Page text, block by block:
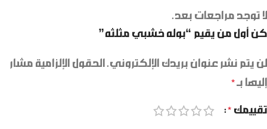
لا توجد مراجعات بعد.
كن أول من يقيم “بوله خشبي مثلثه”
لن يتم نشر عنوان بريدك الإلكتروني. الحقول الإلزامية مشار
إليها بـ *
تقييمك *